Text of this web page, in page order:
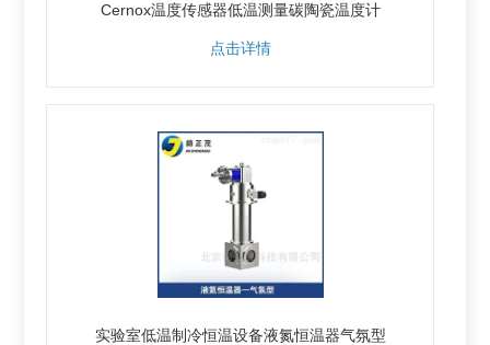
Cernox温度传感器低温测量碳陶瓷温度计
点击详情
实验室低温制冷恒温设备液氮恒温器气氛型